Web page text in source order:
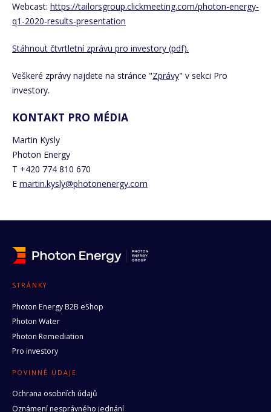
Webcast: https://tailorsgroup.clickmeeting.com/photon-energy-
q1-2020-results-presentation
Stáhnout čtvrtletní zprávu pro investory (pdf).
Veškeré zprávy najdete na stránce "Zprávy" v sekci Pro
investory.
KONTAKT PRO MÉDIA
Martin Kysly
Photon Energy
T +420 774 810 670
E martin.kysly@photonenergy.com
STRÁNKY
Photon Energy B2B eShop
Photon Water
Photon Remediation
Pro investory
POVINNÉ ÚDAJE
Ochrana osobních údajů
Oznámení nesprávného jednání